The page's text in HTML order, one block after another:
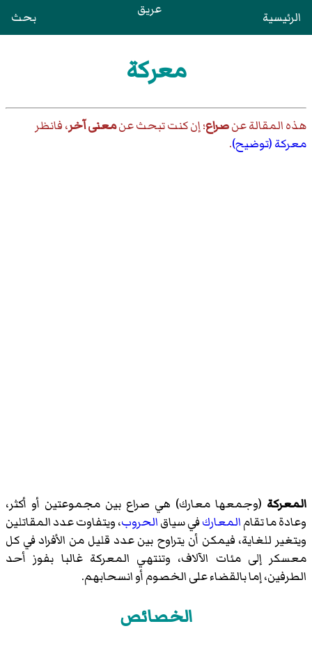
الرئيسية عريق بحث
معركة
هذه المقالة عنصراع؛ إن كنت تبحث عنمعنى آخر، فانظر
معركة (توضيح).
المعركة (وجمعها معارك) هي صراع بين مجموعتين أو أكثر،
وعادة ما تقامالمعاركفي سياقالحروب، ويتفاوت عدد المقاتلين
ويتغير للغاية، فيمكن أن يتراوح بين عدد قليل من الأفراد في كل
معسكر إلى مئات الآلاف، وتنتهي المعركة غالبا بفوز أحد
الطرفين، إما بالقضاء على الخصوم أو انسحابهم.
الخصائص